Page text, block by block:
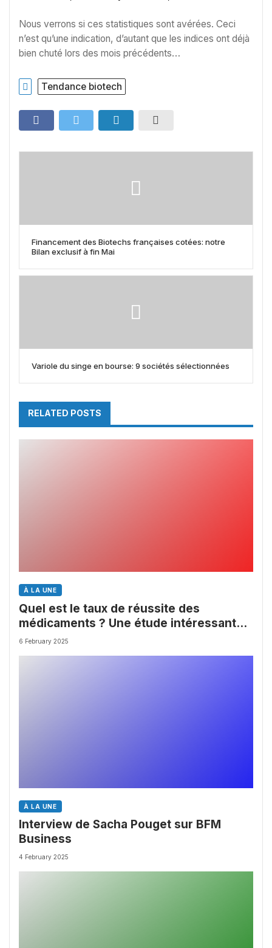
Nous verrons si ces statistiques sont avérées. Ceci
n’est qu’une indication, d’autant que les indices ont déjà
bien chuté lors des mois précédents…
Tendance biotech
Financement des Biotechs françaises cotées: notre
Bilan exclusif à fin Mai
Variole du singe en bourse: 9 sociétés sélectionnées
RELATED POSTS
À LA UNE
Quel est le taux de réussite des
médicaments ? Une étude intéressante
chez les Big Pharmas
6 February 2025
À LA UNE
Interview de Sacha Pouget sur BFM
Business
4 February 2025